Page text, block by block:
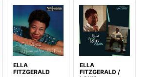
ELLA
FITZGERALD
ELLA
FITZGERALD /